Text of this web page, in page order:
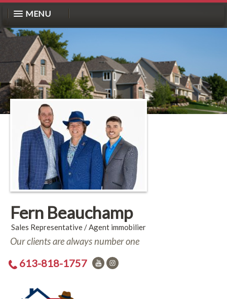
MENU
Fern Beauchamp
Sales Representative / Agent immobilier
Our clients are always number one
613-818-1757